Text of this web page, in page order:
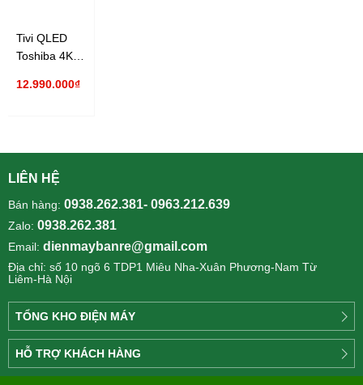
Tivi QLED
Toshiba 4K
65Z570RP
12.990.000₫
LIÊN HỆ
Bán hàng: 0938.262.381- 0963.212.639
Zalo: 0938.262.381
Email: dienmaybanre@gmail.com
Địa chỉ: số 10 ngõ 6 TDP1 Miêu Nha-Xuân Phương-Nam Từ
Liêm-Hà Nội
TỔNG KHO ĐIỆN MÁY
Công
ty
Điện
HỖ TRỢ KHÁCH HÀNG